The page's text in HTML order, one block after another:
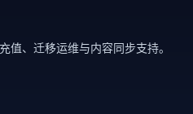
值、迁移运维与内容同步支持。